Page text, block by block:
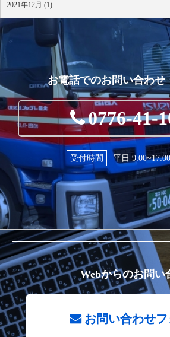
2021年12月 (1)
2021年10月 (1)
お電話でのお問い合わせ
0776-41-
受付時間 平日
Webからのお問い
お問い合わせ